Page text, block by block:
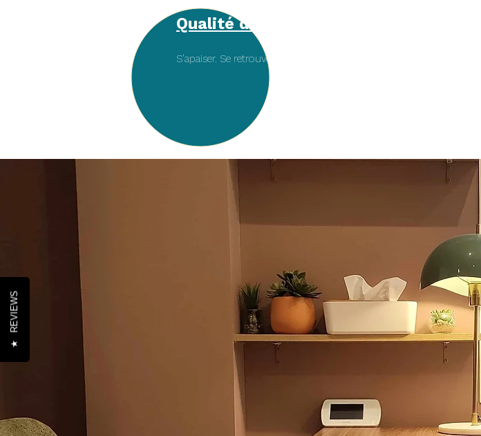
★
REVIEWS
Qualité d'être
S’apaiser. Se retrouver. Se relier.